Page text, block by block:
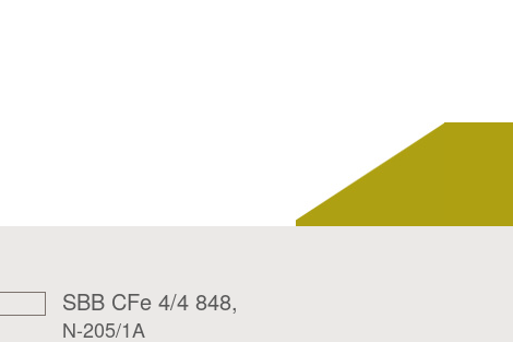
SBB CFe 4/4 848,
N-205/1A